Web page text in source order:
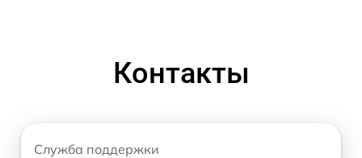
Контакты
Служба поддержки